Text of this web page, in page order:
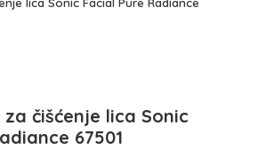
lica Sonic Facial Pure Radiance
čišćenje lica Sonic
67501